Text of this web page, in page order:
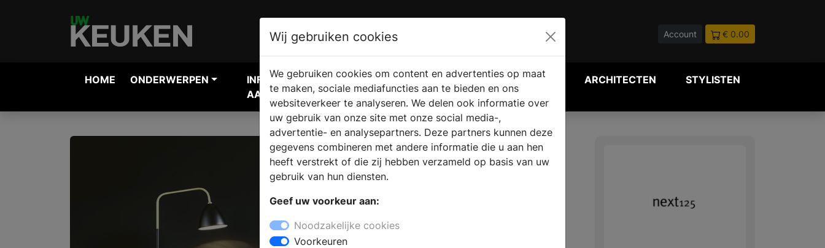
Account € 0.00
HOME ONDERWERPEN
INFORMATIE
AANVRAGEN
VERKOOPLOCATIE
VINDEN
WEBSHOP ARCHITECTEN STYLISTEN
Wij gebruiken cookies
We gebruiken cookies om content en advertenties op maat
te maken, sociale mediafuncties aan te bieden en ons
websiteverkeer te analyseren. We delen ook informatie over
uw gebruik van onze site met onze social media-,
advertentie- en analysepartners. Deze partners kunnen deze
gegevens combineren met andere informatie die u aan hen
heeft verstrekt of die zij hebben verzameld op basis van uw
gebruik van hun diensten.
Geef uw voorkeur aan:
Noodzakelijke cookies
Voorkeuren